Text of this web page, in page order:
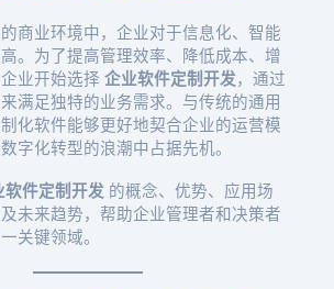
商业环境中，企业对于信息化、智能
。为了提高管理效率、降低成本、增
业开始选择 企业软件定制开发，通过
满足独特的业务需求。与传统的通用
化软件能够更好地契合企业的运营模
字化转型的浪潮中占据先机。
软件定制开发 的概念、优势、应用场
未来趋势，帮助企业管理者和决策者
关键领域。